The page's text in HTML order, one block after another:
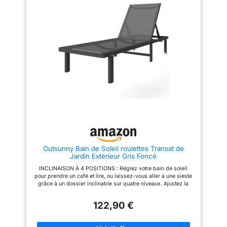
chaise d'extérieur sans tracas.
Un montage rapide et facile
vous permettra de vous
réglable : Notre bain de soleil
confortable : Fabriquée dans un
supérieure, cette chaise longue
de piscine vous garde au frais
et à l'aise, même par temps
chaud. Idéale pour des heures
de détente lors des chaudes
journées d'été Utilisation
détendre au bord de la piscine,
bronzer, lire ou recevoir, cette
vos activités de plein air. Que
Outsunny Bain de Soleil roulettes Transat de
Jardin Extérieur Gris Foncé
INCLINAISON À 4 POSITIONS : Réglez votre bain de soleil
pour prendre un café et lire, ou laissez-vous aller à une sieste
grâce à un dossier inclinable sur quatre niveaux. Ajustez la
des vacances VIE EN EXTÉRIEUR SANS EFFORT : Suivez le
thermolaqué est résistant à la rouille, aux intempéries et léger,
122,90 €